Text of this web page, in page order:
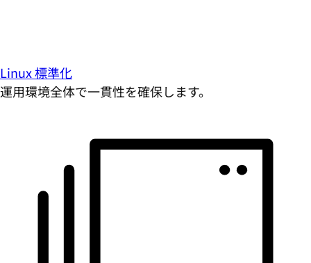
Linux 標準化
運用環境全体で一貫性を確保します。